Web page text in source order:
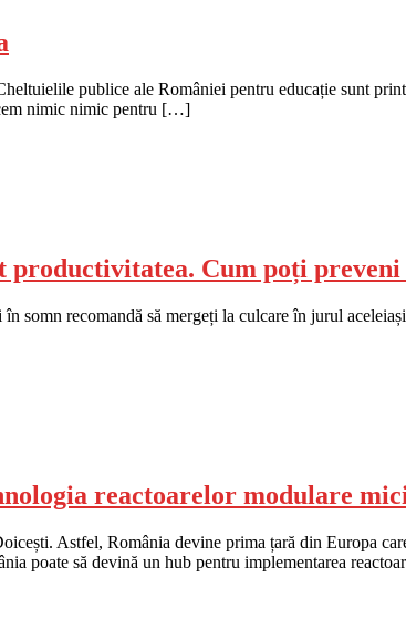
publice ale României pentru educație sunt
nimic nimic pentru […]
Cum poți preveni
somn recomandă să mergeți la culcare în jurul
reactoarelor modulare
Astfel, România devine prima țară din Europa
poate să devină un hub pentru implementarea